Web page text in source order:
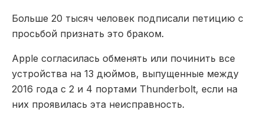
Больше 20 тысяч человек подписали петицию с
просьбой признать это браком.
Apple согласилась обменять или починить все
устройства на 13 дюймов, выпущенные между
2016 года с 2 и 4 портами Thunderbolt, если на
них проявилась эта неисправность.